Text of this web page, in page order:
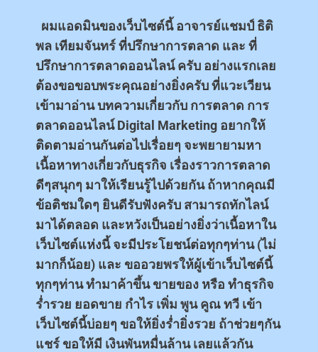
ผมแอดมินของเว็บไซต์นี้ อาจารย์แชมป์ ธิติ
พล เทียมจันทร์ ที่ปรึกษาการตลาด และ ที่
ปรึกษาการตลาดออนไลน์ ครับ อย่างแรกเลย
ต้องขอขอบพระคุณอย่างยิ่งครับ ที่แวะเวียน
เข้ามาอ่าน บทความเกี่ยวกับ การตลาด การ
ตลาดออนไลน์ Digital Marketing อยากให้
ติดตามอ่านกันต่อไปเรื่อยๆ จะพยายามหา
เนื้อหาทางเกี่ยวกับธุรกิจ เรื่องราวการตลาด
ดีๆสนุกๆ มาให้เรียนรู้ไปด้วยกัน ถ้าหากคุณมี
ข้อติชมใดๆ ยินดีรับฟังครับ สามารถทักไลน์
มาได้ตลอด และหวังเป็นอย่างยิ่งว่าเนื้อหาใน
เว็บไซต์แห่งนี้ จะมีประโยชน์ต่อทุกๆท่าน (ไม่
มากก็น้อย) และ ขออวยพรให้ผู้เข้าเว็บไซต์นี้
ทุกๆท่าน ทำมาค้าขึ้น ขายของ หรือ ทำธุรกิจ
ร่ำรวย ยอดขาย กำไร เพิ่ม พูน คูณ ทวี เข้า
เว็บไซต์นี้บ่อยๆ ขอให้ยิ่งร่ำยิ่งรวย ถ้าช่วยๆกัน
แชร์ ขอให้มี เงินพันหมื่นล้าน เลยแล้วกัน